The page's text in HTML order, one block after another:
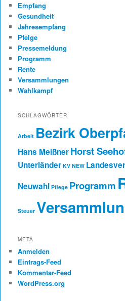
Empfang
Gesundheit
Jahresempfang
Pfelge
Pressemeldung
Programm
Rente
Versammlungen
Wahlkampf
SCHLAGWÖRTER
Arbeit Bezirk
Hans MeißnerHorst
Unterländer KV NEW
Neuwahl Pflege Programm
Steuer
META
Anmelden
Eintrags-Feed
Kommentar-Feed
WordPress.org